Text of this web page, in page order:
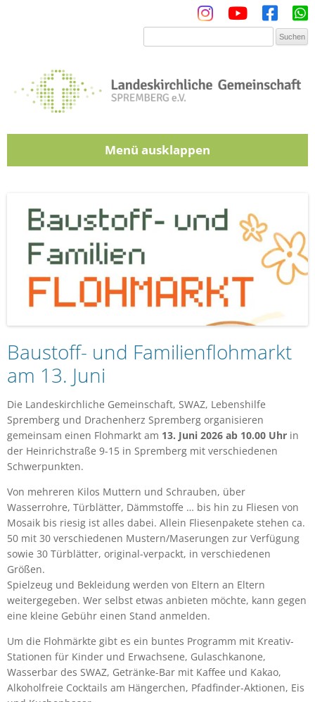
Menü
Baustoff- und Familienflohmarkt
am 13. Juni
Die Landeskirchliche Gemeinschaft, SWAZ, Lebenshilfe
Spremberg und Drachenherz Spremberg organisieren
gemeinsam einen Flohmarkt am 13. Juni 2026 ab 10.00 Uhr in
der Heinrichstraße 9-15 in Spremberg mit verschiedenen
Schwerpunkten.
Von mehreren Kilos Muttern und Schrauben, über
Wasserrohre, Türblätter, Dämmstoffe … bis hin zu Fliesen von
Mosaik bis riesig ist alles dabei. Allein Fliesenpakete stehen ca.
50 mit 30 verschiedenen Mustern/Maserungen zur Verfügung
sowie 30 Türblätter, original-verpackt, in verschiedenen
Größen.
Spielzeug und Bekleidung werden von Eltern an Eltern
weitergegeben. Wer selbst etwas anbieten möchte, kann gegen
eine kleine Gebühr einen Stand anmelden.
Um die Flohmärkte gibt es ein buntes Programm mit Kreativ-
Stationen für Kinder und Erwachsene, Gulaschkanone,
Wasserbar des SWAZ, Getränke-Bar mit Kaffee und Kakao,
Alkoholfreie Cocktails am Hängerchen, Pfadfinder-Aktionen, Eis